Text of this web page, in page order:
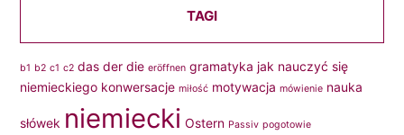
TAGI
b1 b2 c1 c2 das der die eröffnen gramatyka jak nauczyć się
niemieckiego konwersacje miłość motywacja mówienie nauka
słówek niemiecki Ostern Passiv pogotowie